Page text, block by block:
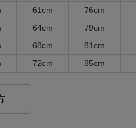
61cm 76cm
64cm 79cm
68cm 81cm
72cm 85cm